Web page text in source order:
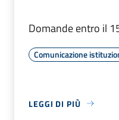
Domande entro il
Comunicazione
LEGGI DI PIÙ